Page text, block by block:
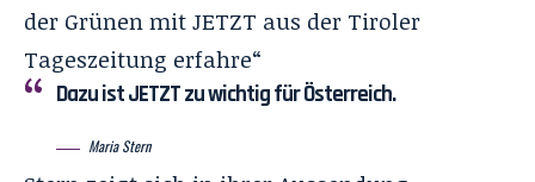
der Grünen mit JETZT aus der Tiroler
Tageszeitung erfahre“
Dazu ist JETZT zu wichtig für Österreich.
Maria Stern